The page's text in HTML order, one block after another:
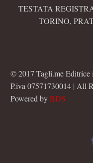
TESTATA
TORINO,
© 2017 Tagli.me Editrice
P.iva 07571730014 | All
Powered byBDS